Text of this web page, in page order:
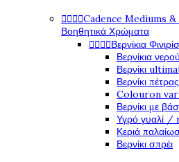
Cadence Mediums &
Βοηθητικά Χρώματα
Βερνίκια
Βερνίκια νερού
Βερνίκι
Βερνίκι
Colouron
Βερνίκι με
Υγρό γυαλί /
Κεριά
Βερνίκι σπρέι